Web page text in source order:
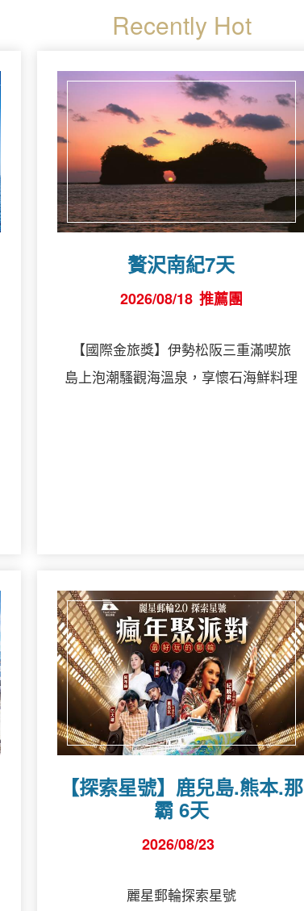
Recently Hot
贅沢南紀7天
2026/08/18 推薦團
【國際金旅獎】伊勢松阪三重滿喫旅
島上泡潮騷觀海溫泉，享懷石海鮮料理
【探索星號】鹿兒島.熊本.那
霸 6天
2026/08/23
麗星郵輪探索星號